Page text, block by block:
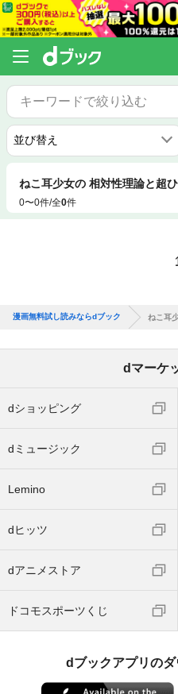
ねこ耳少女の 相対性理論と超
0〜0件/全0件
漫画無料試し読みならdブック ねこ耳
dマーケ
dショッピング
dミュージック
Lemino
dヒッツ
dアニメストア
ドコモスポーツくじ
dブックアプリの